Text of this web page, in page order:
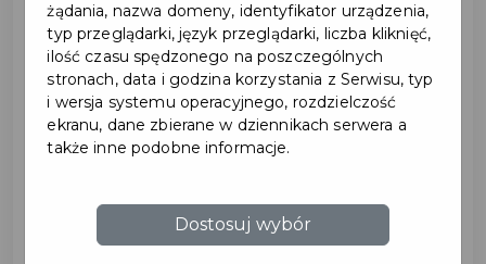
Utrudnienia w ruchu na ul.
żądania, nazwa domeny, identyfikator urządzenia,
typ przeglądarki, język przeglądarki, liczba kliknięć,
ilość czasu spędzonego na poszczególnych
stronach, data i godzina korzystania z Serwisu, typ
i wersja systemu operacyjnego, rozdzielczość
ekranu, dane zbierane w dziennikach serwera a
także inne podobne informacje.
Dostosuj wybór